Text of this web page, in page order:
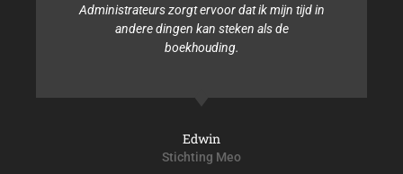
Administrateurs zorgt ervoor dat ik mijn tijd in
andere dingen kan steken als de
boekhouding.
Edwin
Stichting Meo